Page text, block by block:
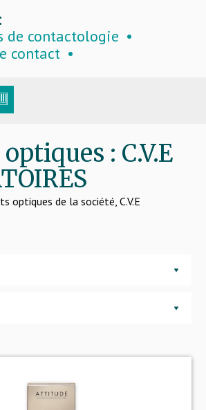
de contactologie
contact
: C.V.E
optiques de la société, C.V.E